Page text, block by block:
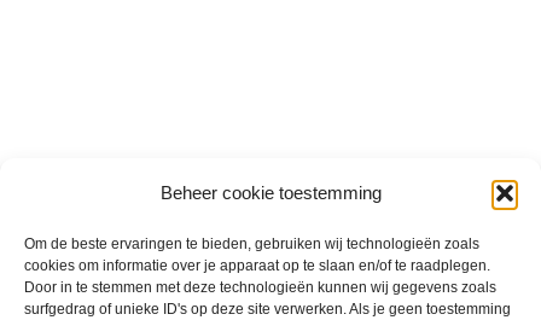
Beheer cookie toestemming
Om de beste ervaringen te bieden, gebruiken wij technologieën zoals
cookies om informatie over je apparaat op te slaan en/of te raadplegen.
Door in te stemmen met deze technologieën kunnen wij gegevens zoals
surfgedrag of unieke ID's op deze site verwerken. Als je geen toestemming
Wat wij doen
Grants